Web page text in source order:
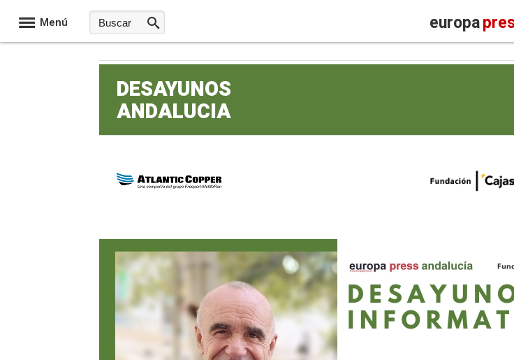
Menú europa
DESAYUNOS
ANDALUCIA